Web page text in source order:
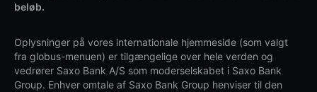
beløb.
Oplysninger på vores internationale hjemmeside (som valgt
fra globus-menuen) er tilgængelige over hele verden og
vedrører Saxo Bank A/S som moderselskabet i Saxo Bank
Group. Enhver omtale af Saxo Bank Group henviser til den